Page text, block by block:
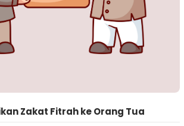
Zakat Fitrah ke Orang Tua